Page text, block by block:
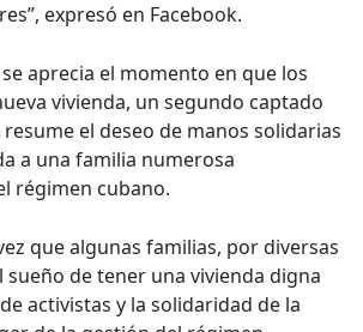
expresó en Facebook.
aprecia el momento en que los
vivienda, un segundo captado
el deseo de manos solidarias
a una familia numerosa
régimen cubano.
que algunas familias, por diversas
sueño de tener una vivienda digna
activistas y la solidaridad de la